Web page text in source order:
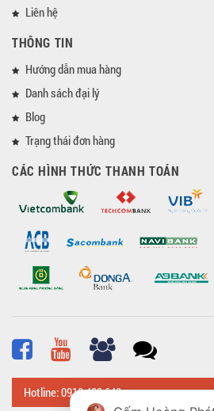
Liên hệ
THÔNG TIN
Hướng dẫn mua hàng
Danh sách đại lý
Blog
Trạng thái đơn hàng
CÁC HÌNH THỨC THANH TOÁN
Hotline: 0918 482 648